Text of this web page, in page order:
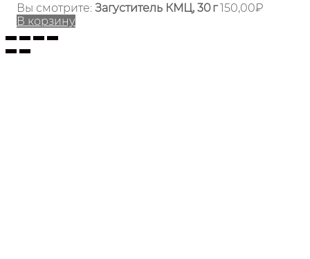
Вы смотрите: Загуститель КМЦ, 30 г 150,00₽
В корзину